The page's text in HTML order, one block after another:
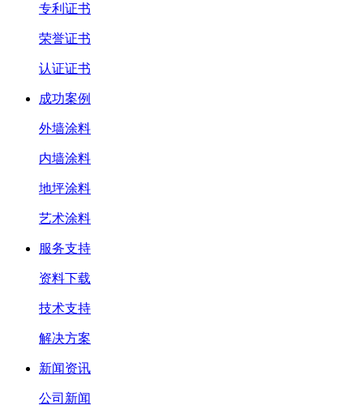
专利证书
荣誉证书
认证证书
成功案例
外墙涂料
内墙涂料
地坪涂料
艺术涂料
服务支持
资料下载
技术支持
解决方案
新闻资讯
公司新闻